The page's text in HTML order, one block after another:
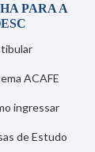
PARA A
ACAFE
ingressar
de Estudo